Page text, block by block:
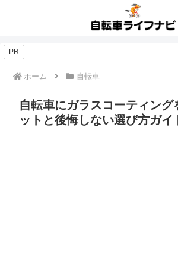
PR
ホーム 自転車
自転車にガラスコーティング
ットと後悔しない選び方ガイ